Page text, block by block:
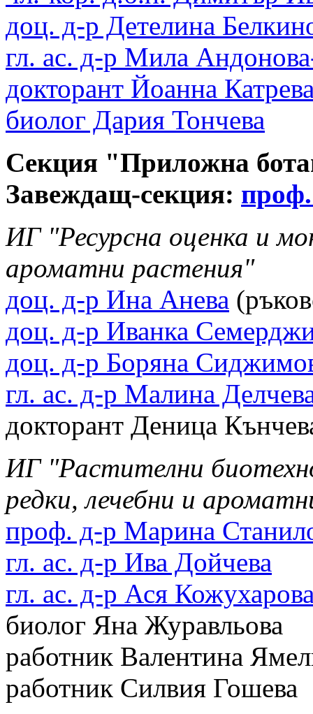
доц. д-р Детелина
гл. ас. д-р Мила
докторант Йоанна
биолог Дария Тончева
Секция "Приложна
Завеждащ-секция:
ИГ "Ресурсна оценка и
ароматни растения"
доц. д-р Ина Анева
доц. д-р Иванка
доц. д-р Боряна
гл. ас. д-р Малина
докторант Деница
ИГ "Растителни
редки, лечебни и
проф. д-р Марина
гл. ас. д-р Ива Дойчева
гл. ас. д-р Ася
биолог Яна Журавльова
работник Валентина
работник Силвия Гошева